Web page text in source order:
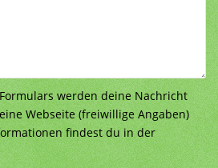
werden deine Nachricht
Webseite (freiwillige Angaben)
findest du in der